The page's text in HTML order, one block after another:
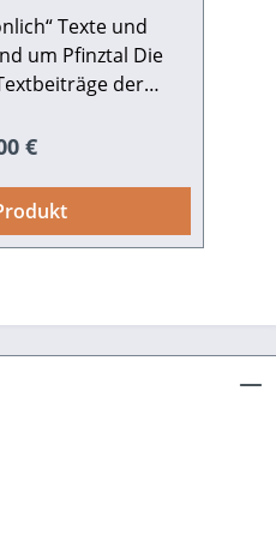
Texte und
Pfinztal Die
der
unter dem Motto
des
zu einem
Broschur. ISBN
Preis:
€